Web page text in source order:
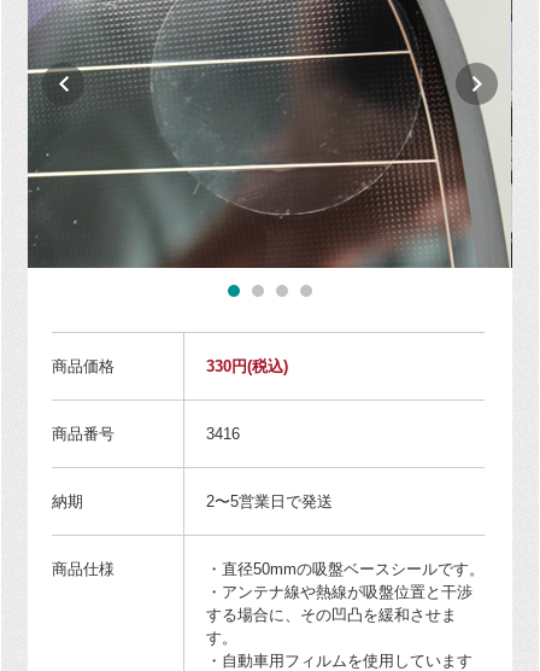
商品価格 330円(税込)
商品番号 3416
納期 2〜5営業日で発送
商品仕様
・直径50mmの吸盤ベースシールです。
・アンテナ線や熱線が吸盤位置と干渉
する場合に、その凹凸を緩和させま
す。
・自動車用フィルムを使用しています